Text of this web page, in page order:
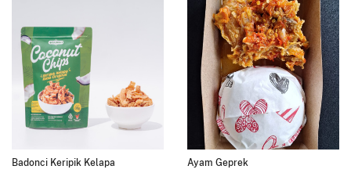
Badonci Keripik Kelapa Ayam Geprek